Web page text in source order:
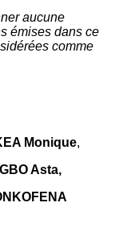
aucune
émises dans ce
comme
Monique,
Asta,